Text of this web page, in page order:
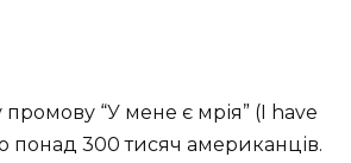
“У мене є мрія” (I have
понад 300 тисяч американців.